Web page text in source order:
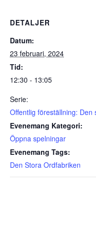
DETALJER
Datum:
23 februari, 2024
Tid:
12:30 - 13:05
Serie:
Offentlig föreställning:
Evenemang Kategori:
Öppna spelningar
Evenemang Tags:
Den Stora Ordfabriken